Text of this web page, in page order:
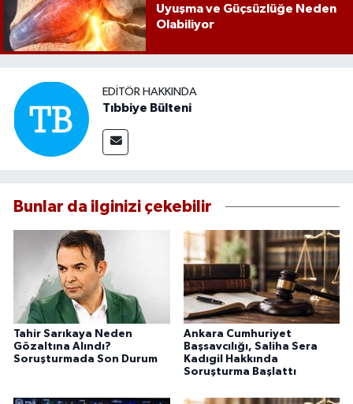
Uyuşma ve Güçsüzlüğe Neden
Olabiliyor
EDITÖR HAKKINDA
Tıbbiye Bülteni
Bunlar da ilginizi çekebilir
Tahir Sarıkaya Neden
Gözaltına Alındı?
Soruşturmada Son Durum
Ankara Cumhuriyet
Başsavcılığı, Saliha Sera
Kadıgil Hakkında
Soruşturma Başlattı